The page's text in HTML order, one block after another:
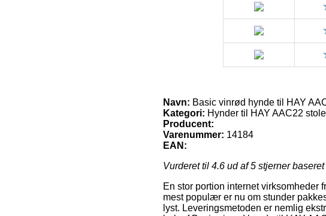
Navn: Basic vinrød hynde til HAY
Kategori: Hynder til HAY AAC22
Producent:
Varenummer: 14184
EAN:
Vurderet til 4.6 ud af 5 stjerner baseret
En stor portion internet virksomheder
mest populær er nu om stunder
lyst. Leveringsmetoden er nemlig